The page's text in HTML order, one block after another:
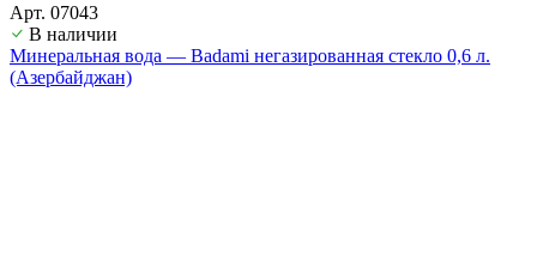
Арт. 07043
В наличии
Минеральная вода — Badami негазированная стекло 0,6 л.
(Азербайджан)